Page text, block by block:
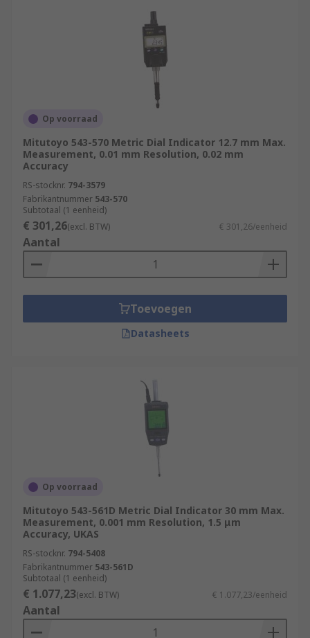
Op voorraad
Mitutoyo 543-570 Metric Dial Indicator 12.7 mm Max.
Measurement, 0.01 mm Resolution, 0.02 mm
Accuracy
RS-stocknr. 794-3579
Fabrikantnummer 543-570
Subtotaal (1 eenheid)
€ 301,26(excl. BTW) € 301,26/eenheid
Aantal
Toevoegen
Datasheets
Op voorraad
Mitutoyo 543-561D Metric Dial Indicator 30 mm Max.
Measurement, 0.001 mm Resolution, 1.5 μm
Accuracy, UKAS
RS-stocknr. 794-5408
Fabrikantnummer 543-561D
Subtotaal (1 eenheid)
€ 1.077,23(excl. BTW) € 1.077,23/eenheid
Aantal